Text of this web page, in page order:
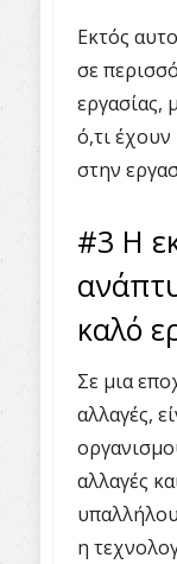
Εκτός
σε
εργασίας,
ό,τι
στην
#3 Η
καλό
Σε μια
αλλαγές,
αλλαγές
η